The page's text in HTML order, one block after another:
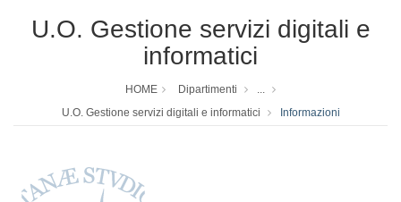
U.O. Gestione servizi digitali e
informatici
HOME Dipartimenti
...
U.O. Gestione servizi digitali e informatici
Informazioni